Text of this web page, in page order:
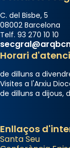
Photo
View on Facebook
2 weeks
Memòria de
partir de
C. del Bisbe, 5
08002 Barcelona
Telf. 93 270 10 10
Horari
de dilluns a
Visites a l'Arxiu
de dilluns a dijous,
Enllaços
Santa Seu